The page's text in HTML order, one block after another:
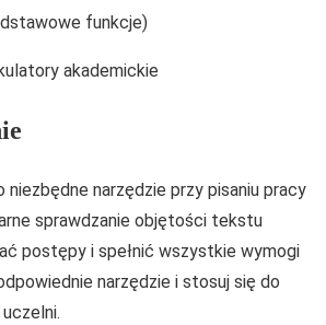
funkcje)
akademickie
niezbędne narzędzie przy pisaniu pracy
sprawdzanie objętości tekstu
postępy i spełnić wszystkie wymogi
narzędzie i stosuj się do